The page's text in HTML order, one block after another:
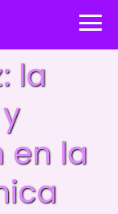
la
en la